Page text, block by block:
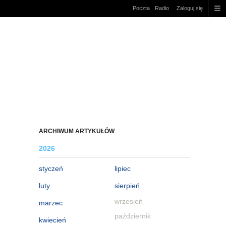
Poczta Radio Zaloguj się
ARCHIWUM ARTYKUŁÓW
2026
styczeń
luty
marzec
kwiecień
lipiec
sierpień
wrzesień
październik